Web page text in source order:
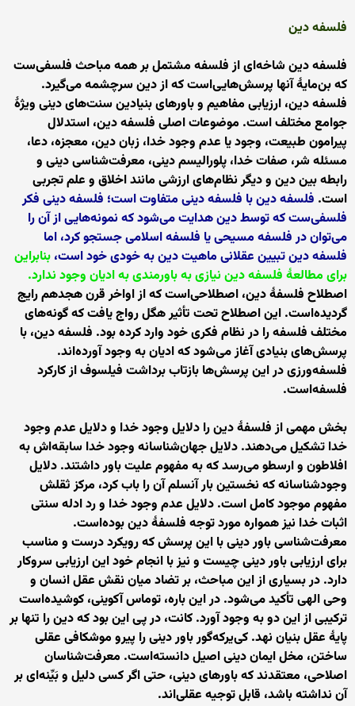
فلسفه دین
فلسفه دین شاخه‌ای از فلسفه مشتمل بر همه مباحث فلسفی‌ست
که بن‌مایۀ آنها پرسش‌هایی‌است که از دین سرچشمه می‌گیرد.
فلسفه دین، ارزیابی مفاهیم و باورهای بنیادین سنت‌های دینی ویژهٔ
جوامع مختلف است. موضوعات اصلی فلسفه دین، استدلال
پیرامون طبیعت، وجود یا عدم وجود خدا، زبان دین، معجزه، دعا،
مسئله شر، صفات خدا، پلورالیسم دینی، معرفت‌شناسی دینی و
رابطه بین دین و دیگر نظام‌های ارزشی مانند اخلاق و علم تجربی
است. فلسفه دین با فلسفه دینی متفاوت است؛ فلسفه دینی فکر
فلسفی‌ست که توسط دین هدایت می‌شود که نمونه‌هایی از آن را
می‌توان در فلسفه مسیحی یا فلسفه اسلامی جستجو کرد، اما
فلسفه دین تبیین عقلانی ماهیت دین به خودی خود است، بنابراین
برای مطالعهٔ فلسفه دین نیازی به باورمندی به ادیان وجود ندارد.
اصطلاح فلسفهٔ دین، اصطلاحی‌است که از اواخر قرن هجدهم رایج
گردیده‌است. این اصطلاح تحت تأثیر هگل رواج یافت که گونه‌های
مختلف فلسفه را در نظام فکری خود وارد کرده بود. فلسفه دین، با
پرسش‌های بنیادی آغاز می‌شود که ادیان به وجود آورده‌اند.
فلسفه‌ورزی در این پرسش‌ها بازتاب برداشت فیلسوف از کارکرد
فلسفه‌است.
بخش مهمی از فلسفهٔ دین را دلایل وجود خدا و دلایل عدم وجود
خدا تشکیل می‌دهند. دلایل جهان‌شناسانه وجود خدا سابقه‌اش به
افلاطون و ارسطو می‌رسد که به مفهوم علیت باور داشتند. دلایل
وجودشناسانه که نخستین بار آنسلم آن را باب کرد، مرکز ثقلش
مفهوم موجود کامل است. دلایل عدم وجود خدا و رد ادله سنتی
اثبات خدا نیز همواره مورد توجه فلسفهٔ دین بوده‌است.
معرفت‌شناسی باور دینی با این پرسش که رویکرد درست و مناسب
برای ارزیابی باور دینی چیست و نیز با انجام خود این ارزیابی سروکار
دارد. در بسیاری از این مباحث، بر تضاد میان نقش عقل انسان و
وحی الهی تأکید می‌شود. در این باره، توماس آکوینی، کوشیده‌است
ترکیبی از این دو به وجود آورد. کانت، در پی این بود که دین را تنها بر
پایهٔ عقل بنیان نهد. کی‌یرکه‌گور باور دینی را پیرو موشکافی عقلی
ساختن، مخل ایمان دینی اصیل دانسته‌است. معرفت‌شناسان
اصلاحی، معتقدند که باورهای دینی، حتی اگر کسی دلیل و بَیِّنه‌ای بر
آن نداشته باشد، قابل توجیه عقلی‌اند.